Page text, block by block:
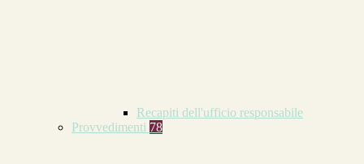
Recapiti dell'ufficio responsabile
Provvedimenti 78